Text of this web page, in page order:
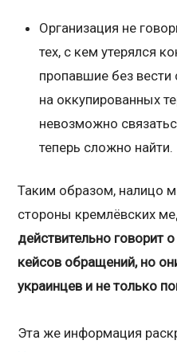
Организация не
тех, с кем утерялся
пропавшие без
на оккупированных
невозможно
теперь сложно найти.
Таким образом, налицо
стороны кремлёвских
действительно говорит
кейсов обращений, но
украинцев и не только
Эта же информация